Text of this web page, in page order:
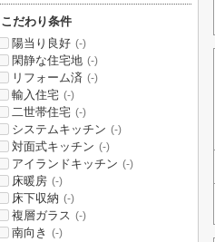
こだわり条件
陽当り良好 (-)
閑静な住宅地 (-)
リフォーム済 (-)
輸入住宅 (-)
二世帯住宅 (-)
システムキッチン (-)
対面式キッチン (-)
アイランドキッチン (-)
床暖房 (-)
床下収納 (-)
複層ガラス (-)
南向き (-)